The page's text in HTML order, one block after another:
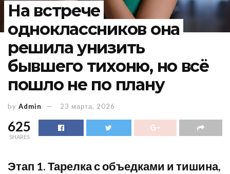
На встрече
одноклассников она
решила унизить
бывшего тихоню, но всё
пошло не по плану
by Admin 23 марта, 2026
625
SHARES
Этап 1. Тарелка с объедками и тишина,